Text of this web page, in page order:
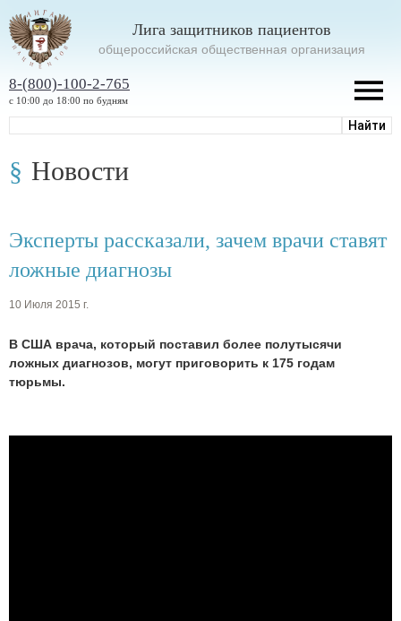
Лига защитников пациентов
oбщероссийская общественная организация
8-(800)-100-2-765
с 10:00 до 18:00 по будням
Новости
Эксперты рассказали, зачем врачи ставят
ложные диагнозы
10 Июля 2015 г.
В США врача, который поставил более полутысячи
ложных диагнозов, могут приговорить к 175 годам
тюрьмы.